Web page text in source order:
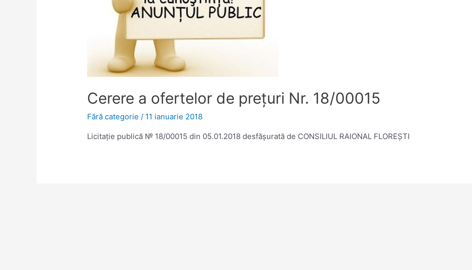
Cerere a ofertelor de preţuri Nr. 18/00015
Fără categorie / 11 ianuarie 2018
Licitație publică № 18/00015 din 05.01.2018 desfășurată de CONSILIUL RAIONAL FLOREŞTI